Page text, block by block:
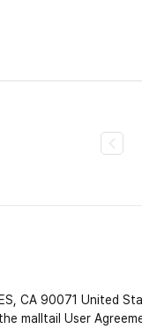
CA 90071 United
malltail User